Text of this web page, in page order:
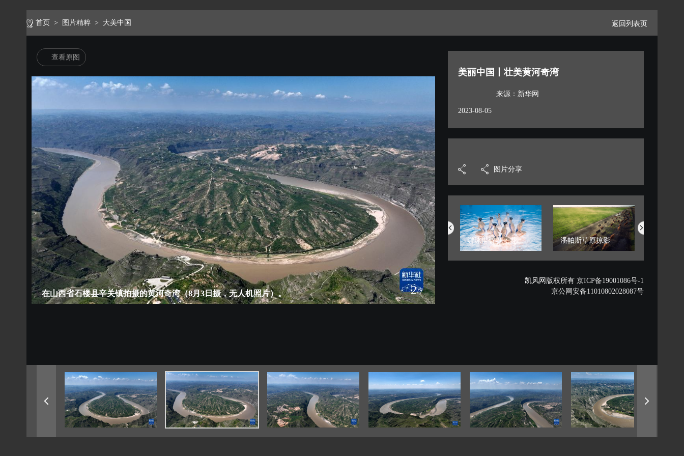
首页 > 图片精粹 > 大美中国 返回列表页
查看原图
在山西省石楼县辛关镇拍摄的黄河奇湾（8月3日摄，无人机照片）。 2/7
美丽中国丨壮美黄河奇湾
来源：新华网
2023-08-05
图片分享
中国航空明星产... 网住夏日氛围 ... 游泳世锦赛：花... 潘帕斯草原掠影
凯风网版权所有 京ICP备19001086号-1
京公网安备11010802028087号